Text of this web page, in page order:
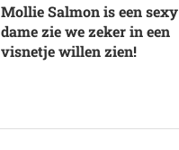
Mollie Salmon is een sexy
dame zie we zeker in een
visnetje willen zien!